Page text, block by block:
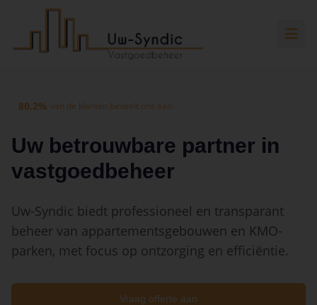
Spring naar hoofdinhoud
Spring naar hoofdinhoud
80,2% van de klanten beveelt ons aan
Uw betrouwbare partner in
vastgoedbeheer
Uw-Syndic biedt professioneel en transparant
beheer van appartementsgebouwen en KMO-
parken, met focus op ontzorging en efficiëntie.
Vraag offerte aan